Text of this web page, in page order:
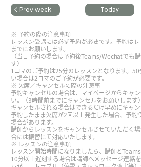
试。 下次见。 レッスンありがと
5月の受験を目指して頑張ります
くお願い致します。
谢谢老师！我现在老师的作业。下
好久不见，新年好！跟你学习好开
40代 男性 )
今年也请多多关照。下次见吧。 (
谢谢您的课程。 老师对“都”字位
理解。 我学到了很多。下次再见。
Prev week Today
予約の際の注意事項
レッスン受講には必ず予約が必要です。予約は
までにお願いします。
（当日予約の場合は予約後Teams/Wechatでも
す）
1コマのご予約は25分のレッスンとなります。
い場合は2コマのご予約が必要です。
欠席／キャンセルの際の注意事
予約キャンセルの場合は、マイページからキャ
い。（3時間前までにキャンセルをお願いします）
キャンセルされる場合はできるだけ早めにキャン
予約したまま欠席が2回以上発生した場合、予約
場合があります。
講師からレッスンをキャンセルさせていただく
合には振替にて対応いたします。
レッスンの注意事項
レッスン開始時間になりましたら、講師とTeams
10分以上遅刻する場合は講師へメッセージ連絡を